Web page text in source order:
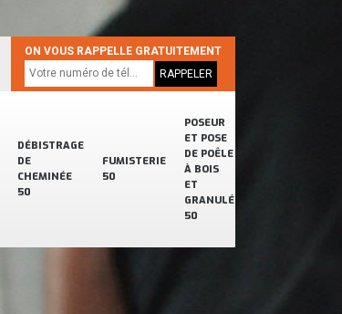
DÉBISTRAGE
DE
CHEMINÉE
50
FUMISTERIE
50
POSEUR
ET POSE
DE POÊLE
À BOIS
ET
GRANULÉ
50
ON VOUS RAPPELLE GRATUITEMENT